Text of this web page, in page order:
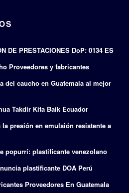
DE PRESTACIONES DoP: 0134 ES
Proveedores y fabricantes
del caucho en Guatemala al mejor
Takdir Kita Baik Ecuador
presión en emulsión resistente a
popurrí: plastificante venezolano
plastificante DOA Perú
Proveedores En Guatemala